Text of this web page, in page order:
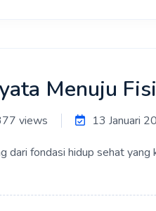
Menuju
views 13 Januari
dari fondasi hidup sehat